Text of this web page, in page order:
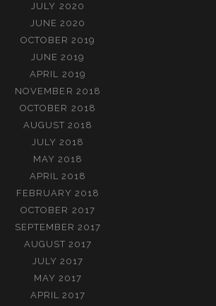
JULY 2020
JUNE 2020
OCTOBER 2019
JUNE 2019
APRIL 2019
NOVEMBER 2018
OCTOBER 2018
AUGUST 2018
JULY 2018
MAY 2018
APRIL 2018
FEBRUARY 2018
OCTOBER 2017
SEPTEMBER 2017
AUGUST 2017
JULY 2017
MAY 2017
APRIL 2017